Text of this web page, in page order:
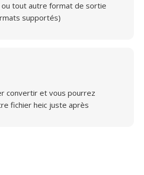
ou tout autre format de sortie
supportés)
convertir et vous pourrez
fichier heic juste après